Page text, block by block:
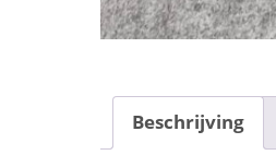
Beschrijving